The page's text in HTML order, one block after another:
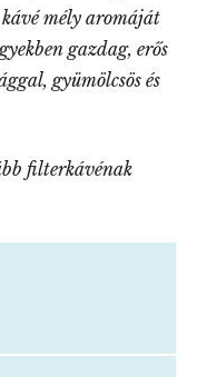
kávé mély aromáját
gazdag, erős
gyümölcsös és
filterkávénak